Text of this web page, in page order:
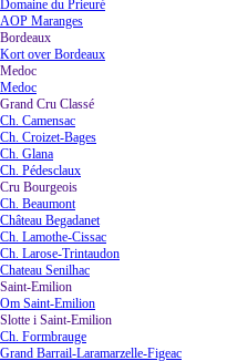
Domaine du Prieuré
AOP Maranges
Bordeaux
Kort over Bordeaux
Medoc
Medoc
Grand Cru Classé
Ch. Camensac
Ch. Croizet-Bages
Ch. Glana
Ch. Pédesclaux
Cru Bourgeois
Ch. Beaumont
Château Begadanet
Ch. Lamothe-Cissac
Ch. Larose-Trintaudon
Chateau Senilhac
Saint-Emilion
Om Saint-Emilion
Slotte i Saint-Emilion
Ch. Formbrauge
Grand Barrail-Laramarzelle-Figeac